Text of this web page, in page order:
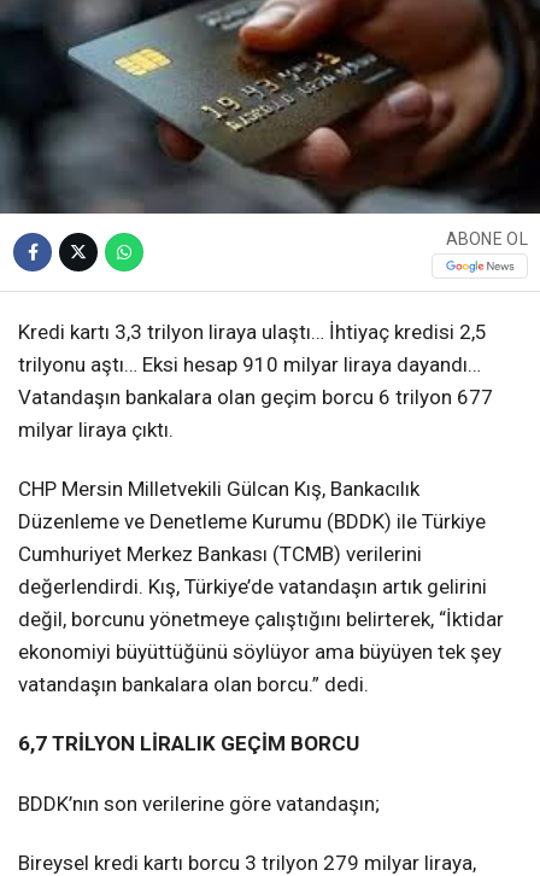
ABONE OL
Kredi kartı 3,3 trilyon liraya ulaştı… İhtiyaç kredisi 2,5
trilyonu aştı… Eksi hesap 910 milyar liraya dayandı…
Vatandaşın bankalara olan geçim borcu 6 trilyon 677
milyar liraya çıktı.
CHP Mersin Milletvekili Gülcan Kış, Bankacılık
Düzenleme ve Denetleme Kurumu (BDDK) ile Türkiye
Cumhuriyet Merkez Bankası (TCMB) verilerini
değerlendirdi. Kış, Türkiye’de vatandaşın artık gelirini
değil, borcunu yönetmeye çalıştığını belirterek, “İktidar
ekonomiyi büyüttüğünü söylüyor ama büyüyen tek şey
vatandaşın bankalara olan borcu.” dedi.
6,7 TRİLYON LİRALIK GEÇİM BORCU
BDDK’nın son verilerine göre vatandaşın;
Bireysel kredi kartı borcu 3 trilyon 279 milyar liraya,